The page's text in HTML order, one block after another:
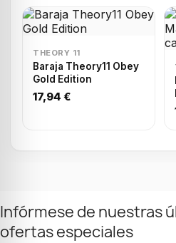
THEORY 11
Baraja Theory11 Obey
Gold Edition
17,94 €
Infórmese de nuestras
ofertas especiales